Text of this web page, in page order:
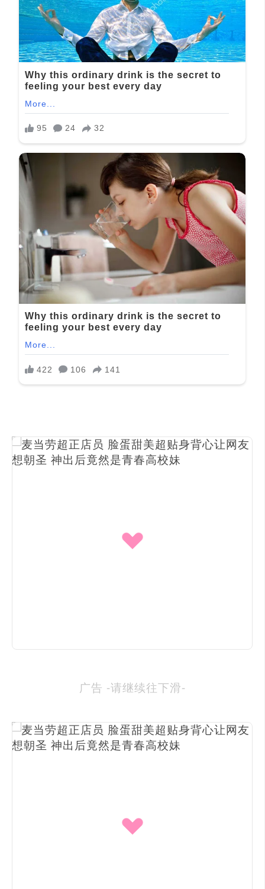
广告 -请继续往下滑-